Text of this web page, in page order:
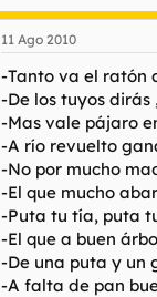
11 Ago 2010
-Tanto va el ratón
-De los tuyos dirás
-Mas vale pájaro
-A río revuelto
-No por mucho
-El que mucho
-Puta tu tía, puta
-El que a buen
-De una puta y un
-A falta de pan